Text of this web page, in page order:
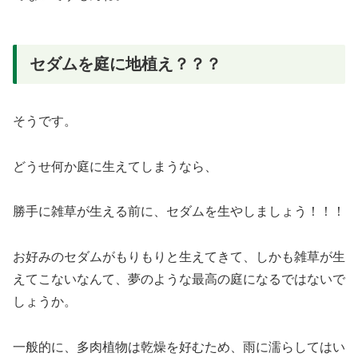
セダムを庭に地植え？？？
そうです。
どうせ何か庭に生えてしまうなら、
勝手に雑草が生える前に、セダムを生やしましょう！！！
お好みのセダムがもりもりと生えてきて、しかも雑草が生
えてこないなんて、夢のような最高の庭になるではないで
しょうか。
一般的に、多肉植物は乾燥を好むため、雨に濡らしてはい